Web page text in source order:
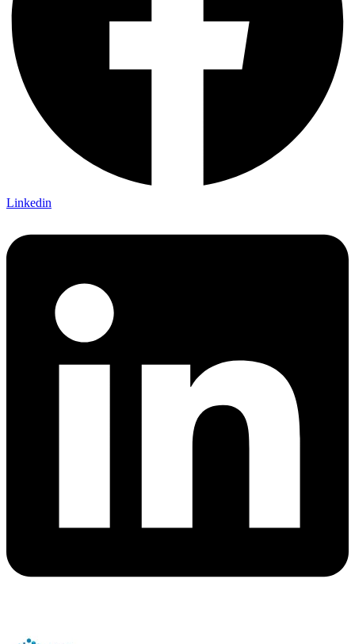
Linkedin